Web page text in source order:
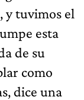
y tuvimos el
esta
de su
como
dice una